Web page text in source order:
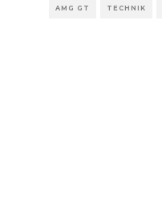
AMG GT TECHNIK